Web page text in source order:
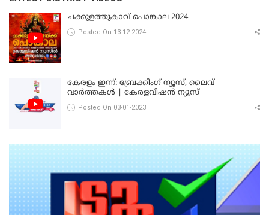
ചക്കുളത്തുകാവ് പൊങ്കാല 2024
Posted On 13-12-2024
കേരളം ഇന്ന്: ബ്രേക്കിംഗ് ന്യൂസ്, ലൈവ്
വാർത്തകൾ | കേരളവിഷൻ ന്യൂസ്
Posted On 03-01-2023